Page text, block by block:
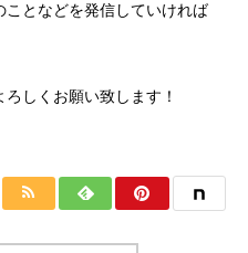
となどを発信していければ
しくお願い致します！